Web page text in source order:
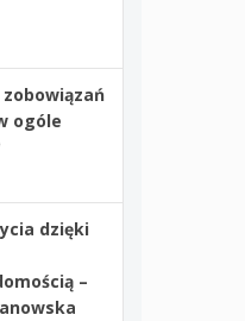
zobowiązań
ogóle
dzięki
–